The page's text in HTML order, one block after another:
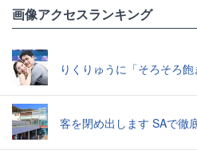
画像アクセスランキング
りくりゅうに「そろそろ飽
客を閉め出します SAで徹